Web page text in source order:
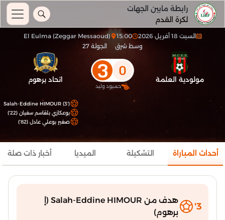
رابطة مابين الجهات
لكرة القدم
السبت 18 أفريل 2026 15:00
El Eulma (Zeggar Messaoud)
وسط شرق
الجولة 27
مولودية العلمة 0
3
حميود وليد
اتحاد برهوم
Salah-Eddine HIMOUR (3')
بوعكازي بلقاسم سفيان (22')
صغير بوعلي عادل (82')
أحداث المباراة التشكيلة الميديا أخبار ذات صلة
3'
هدف من Salah-Eddine HIMOUR (إ
برهوم)